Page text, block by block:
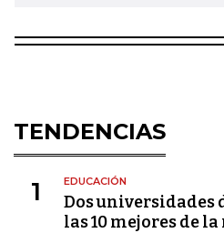
TENDENCIAS
1 EDUCACIÓN
Dos universidades
las 10 mejores de